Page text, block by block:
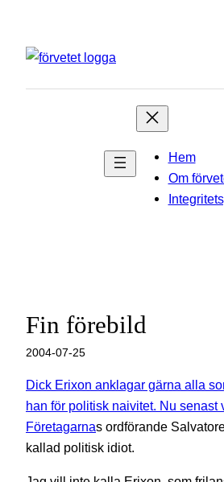
innehåll
Hem
Om
Fin förebild
2004-07-25
Dick Erixon anklagar gärna alla
han för politisk naivitet. Nu senast
Företagarnas ordförande
kallad politisk idiot.